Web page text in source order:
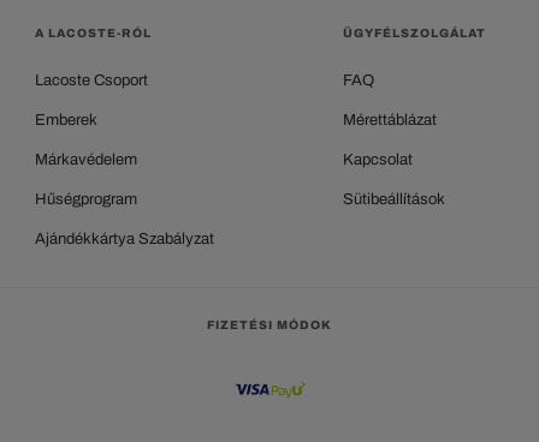
A LACOSTE-RÓL
Lacoste Csoport
Emberek
Márkavédelem
Hűségprogram
Ajándékkártya Szabályzat
ÜGYFÉLSZOLGÁLAT
FAQ
Mérettáblázat
Kapcsolat
Sütibeállítások
FIZETÉSI MÓDOK